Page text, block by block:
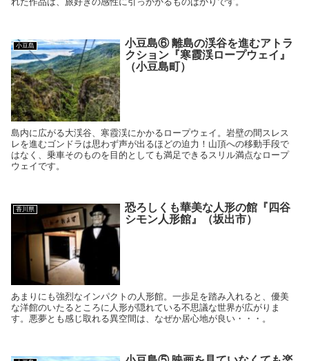
小豆島
小豆島⑥ 離島の渓谷を進むアトラ
クション『寒霞渓ロープウェイ』
（小豆島町）
島内に広がる大渓谷、寒霞渓にかかるロープウェイ。岩壁の間スレス
レを進むゴンドラは思わず声が出るほどの迫力！山頂への移動手段で
はなく、乗車そのものを目的としても満足できるスリル満点なロープ
ウェイです。
香川県
恐ろしくも華美な人形の館『四谷
シモン人形館』（坂出市）
あまりにも強烈なインパクトの人形館。一歩足を踏み入れると、優美
な洋館のいたるところに人形が隠れている不思議な世界が広がりま
す。悪夢とも感じ取れる異空間は、なぜか居心地が良い・・・。